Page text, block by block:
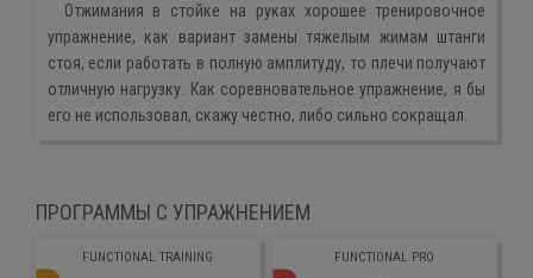
Отжимания в стойке на руках хорошее тренировочное
упражнение, как вариант замены тяжелым жимам штанги
стоя, если работать в полную амплитуду, то плечи получают
отличную нагрузку. Как соревновательное упражнение, я бы
его не использовал, скажу честно, либо сильно сокращал.
ПРОГРАММЫ С УПРАЖНЕНИЕМ
FUNCTIONAL TRAINING FUNCTIONAL PRO